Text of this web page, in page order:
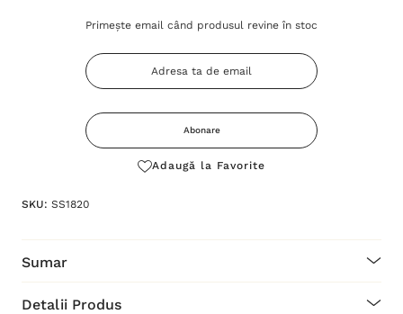
Primește email când produsul revine în stoc
Abonare
Adaugă la Favorite
SKU: SS1820
Sumar
Detalii Produs